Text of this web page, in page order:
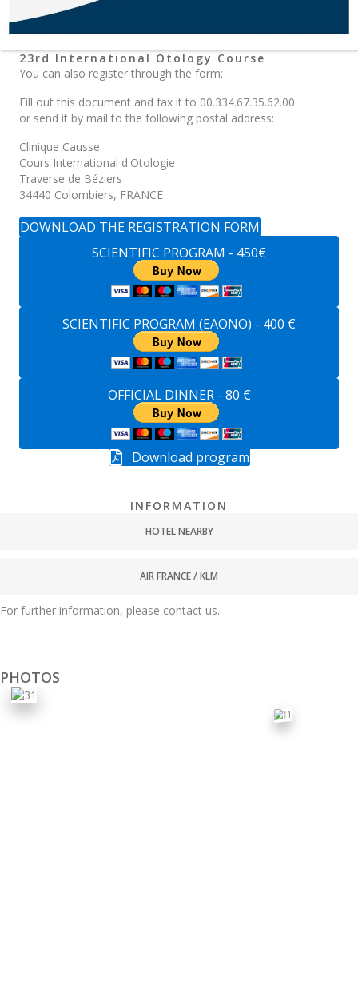
23rd International Otology Course
You can also register through the form:
Fill out this document and fax it to 00.334.67.35.62.00
or send it by mail to the following postal address:
Clinique Causse
Cours International d'Otologie
Traverse de Béziers
34440 Colombiers, FRANCE
DOWNLOAD THE REGISTRATION FORM
SCIENTIFIC PROGRAM - 450€
SCIENTIFIC PROGRAM (EAONO) - 400 €
OFFICIAL DINNER - 80 €
Download program
INFORMATION
HOTEL NEARBY
AIR FRANCE / KLM
For further information, please contact us.
PHOTOS